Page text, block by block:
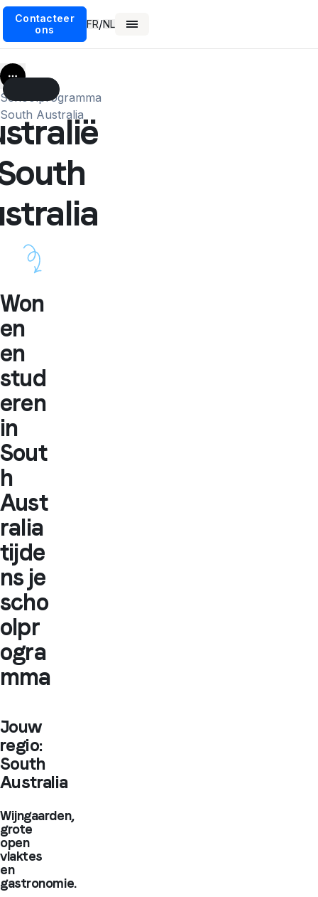
Contacteer
ons
FR/NL
Schoolprogramma
South Australia
Won
en
en
stud
eren
in
Sout
h
Aust
ralia
tijde
ns je
scho
olpr
ogra
mma
Jouw
regio:
South
Australia
Wijngaarden,
grote
open
vlaktes
en
gastronomie.